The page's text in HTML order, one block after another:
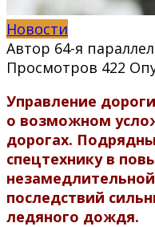
Новости
Автор 64-я
Просмотров 422
Управление
о возможном
дорогах.
спецтехнику в
последствий
ледяного дождя.